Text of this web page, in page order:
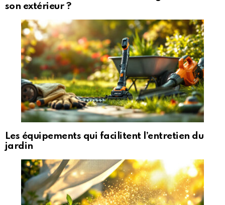
son extérieur ?
Les équipements qui facilitent l’entretien du
jardin